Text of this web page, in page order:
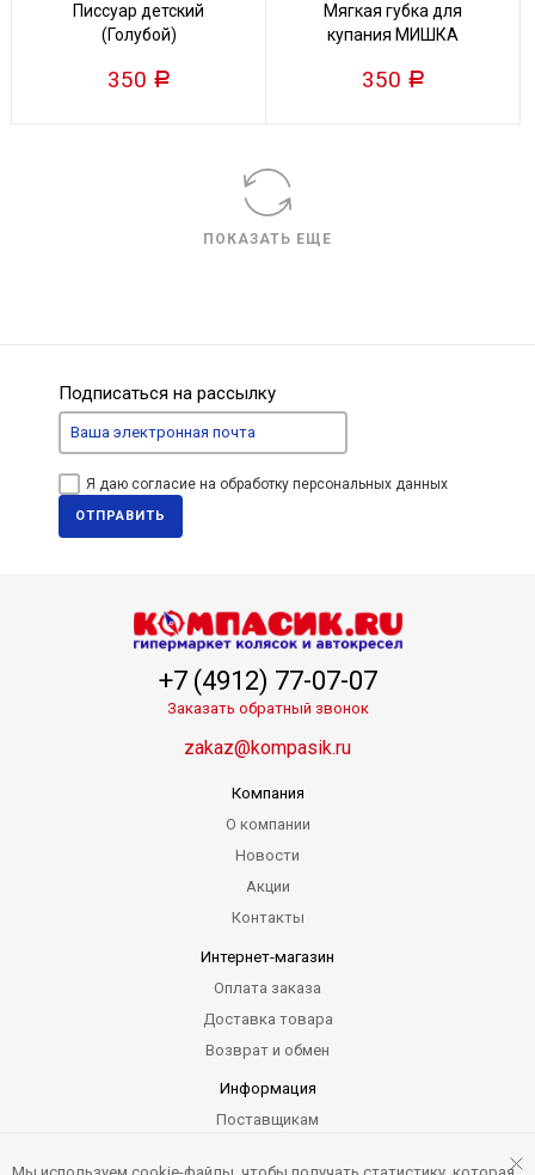
Писсуар детский
(Голубой)
350 Р
Мягкая губка для
купания МИШКА
350 Р
ПОКАЗАТЬ ЕЩЕ
Подписаться на рассылку
Я даю согласие на обработку персональных данных
ОТПРАВИТЬ
+7 (4912) 77-07-07
Заказать обратный звонок
zakaz@kompasik.ru
Компания
О компании
Новости
Акции
Контакты
Интернет-магазин
Оплата заказа
Доставка товара
Возврат и обмен
Информация
Поставщикам